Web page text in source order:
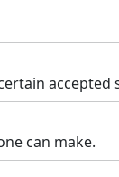
accepted
can make.